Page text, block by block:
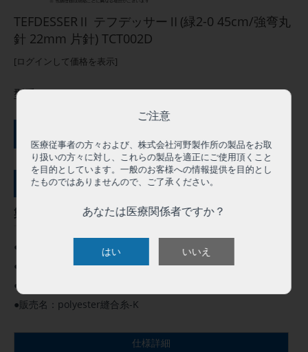
TEFDESSERⅡ テフデッサーⅡ(緑2-0 45cm/強弯丸
針 22mm 片針) TCT002D
[ログインして価格を表示]
型番: TCT002D
製品概要
●この製品は人体用として承認を得ています。
●高度管理医療機器 クラスⅢ
●医療機器承認番号：16100BZZ00938000
●販売名：polyester縫合糸-K
仕様詳細
サンプル依頼（０円）
ご注意
医療従事者の方々および、株式会社河野製作所の製品をお取
り扱いの方々に対し、これらの製品を適正にご使用頂くこと
を目的としています。一般のお客様への情報提供を目的とし
たものではありませんので、ご了承ください。
あなたは医療関係者ですか？
はい いいえ